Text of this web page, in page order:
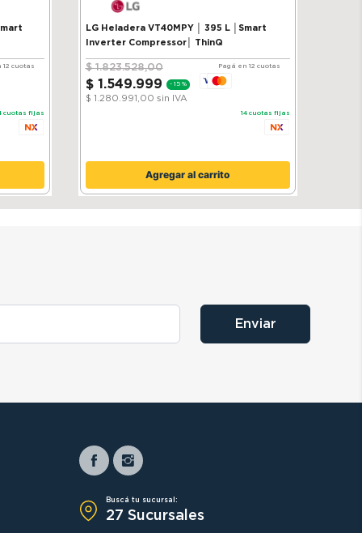
12 cuotas
cuotas fijas
LG Heladera VT40MPY │ 395 L │Smart
Inverter Compressor│ ThinQ
$ 1.823.528,00
$ 1 .549.999 - 15 %
$ 1.280.991,00 sin IVA
Pagá en 12 cuotas
14 cuotas fijas
Agregar al carrito
Enviar
Buscá tu sucursal:
27 Sucursales